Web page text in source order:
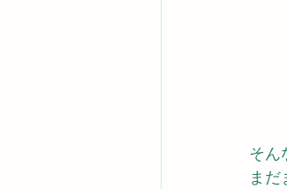
そん
まだ